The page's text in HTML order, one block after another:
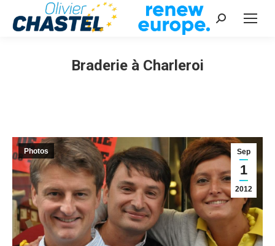
Recherche
Braderie à Charleroi
Sep
1
2012
Photos